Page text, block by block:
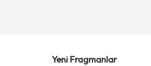
Yeni Fragmanlar